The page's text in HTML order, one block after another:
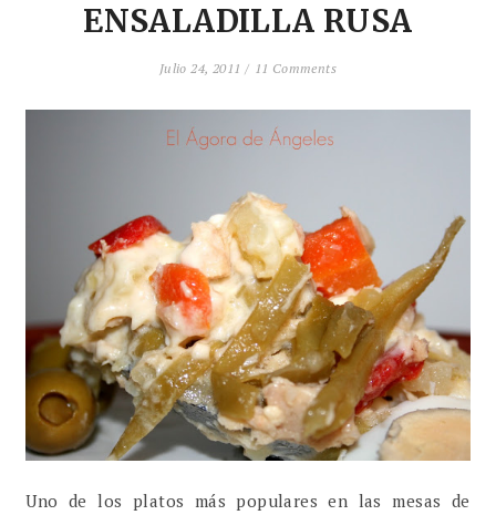
ENSALADILLA RUSA
Julio 24, 2011 / 11 Comments
Uno de los platos más populares en las mesas de